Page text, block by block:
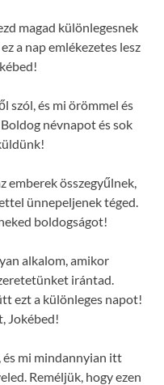
magad különlegesnek
a nap emlékezetes lesz
szól, és mi örömmel és
névnapot és sok
emberek összegyűlnek,
ünnepeljenek téged.
boldogságot!
alkalom, amikor
irántad.
ezt a különleges napot!
Jokébed!
és mi mindannyian itt
Reméljük, hogy ezen